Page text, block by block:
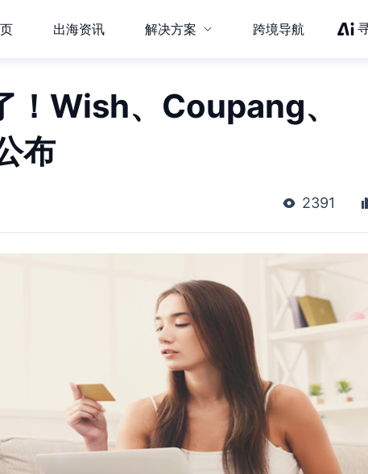
出海资讯 解决方案 跨境导航
！Wish、Coupang、
布
2391